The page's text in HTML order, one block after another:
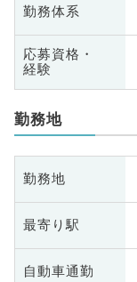
勤務体系
応募資格・
経験
勤務地
勤務地
最寄り駅
自動車通勤